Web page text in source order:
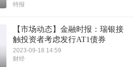
特报
【市场动态】金融时报：瑞银接
触投资者考虑发行AT1债券
2023-09-18 14:59
财经